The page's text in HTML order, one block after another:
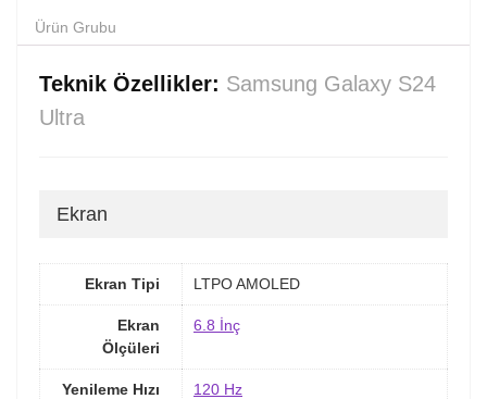
Ürün Grubu
Teknik Özellikler: Samsung Galaxy S24
Ultra
Ekran
Ekran Tipi LTPO AMOLED
Ekran
Ölçüleri
6.8 İnç
Yenileme Hızı 120 Hz